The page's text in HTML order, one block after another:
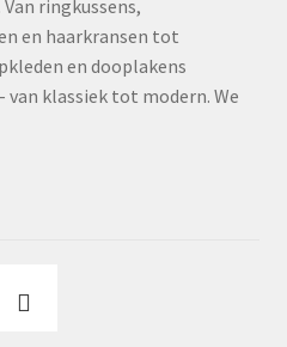
ringkussens,
en haarkransen tot
en dooplakens
van klassiek tot modern. We